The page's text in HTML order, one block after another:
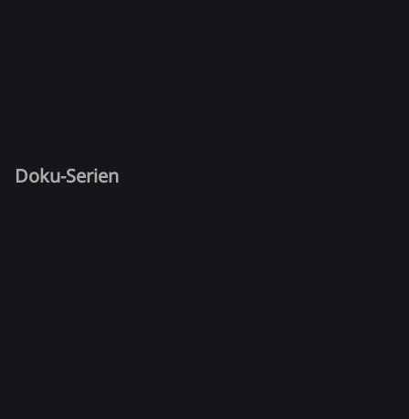
Doku-Serien